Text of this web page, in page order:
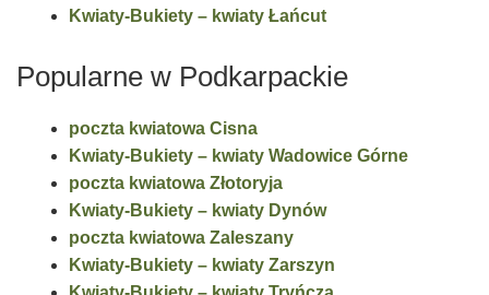
Kwiaty-Bukiety – kwiaty Łańcut
Popularne w Podkarpackie
poczta kwiatowa Cisna
Kwiaty-Bukiety – kwiaty Wadowice Górne
poczta kwiatowa Złotoryja
Kwiaty-Bukiety – kwiaty Dynów
poczta kwiatowa Zaleszany
Kwiaty-Bukiety – kwiaty Zarszyn